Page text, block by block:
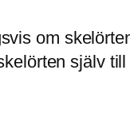
om
själv